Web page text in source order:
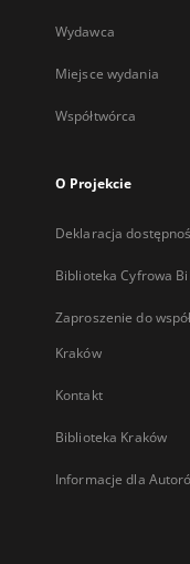
Wydawca
Miejsce wydania
Współtwórca
O Projekcie
Deklaracja
Biblioteka Cyfrowa
Zaproszenie do
Kraków
Kontakt
Biblioteka Kraków
Informacje dla